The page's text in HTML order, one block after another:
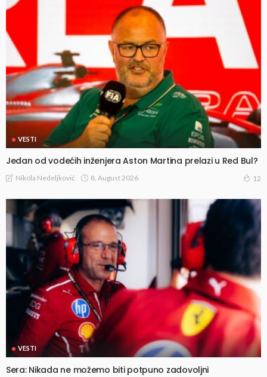
VESTI
Jedan od vodećih inženjera Aston Martina prelazi u Red Bul?
Nikola Nedeljković 8, August 2026 12
VESTI
Sera: Nikada ne možemo biti potpuno zadovoljni